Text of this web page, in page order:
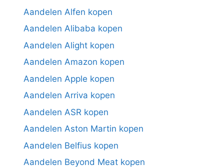
Aandelen Alfen kopen
Aandelen Alibaba kopen
Aandelen Alight kopen
Aandelen Amazon kopen
Aandelen Apple kopen
Aandelen Arriva kopen
Aandelen ASR kopen
Aandelen Aston Martin kopen
Aandelen Belfius kopen
Aandelen Beyond Meat kopen